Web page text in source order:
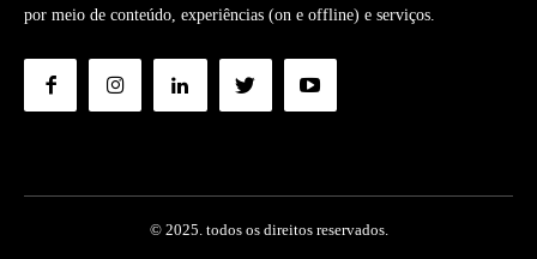
por meio de conteúdo, experiências (on e offline) e serviços.
© 2025. todos os direitos reservados.